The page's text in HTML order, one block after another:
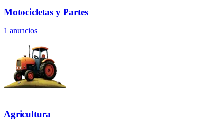
Motocicletas y Partes
1 anuncios
Agricultura